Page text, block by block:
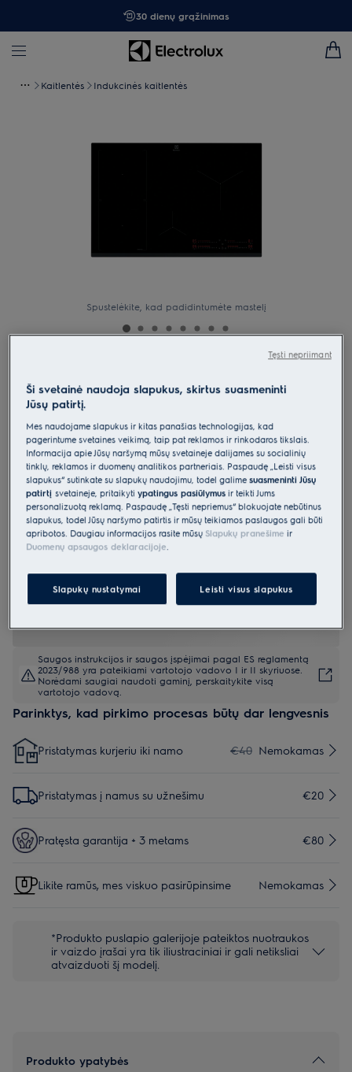
30 dienų grąžinimas
Kaitlentės Indukcinės kaitlentės
Spustelėkite, kad padidintumėte mastelį
Indukcinė kaitlentė 80 cm 700 serija
„SenseBoil“ „Hob2Hood®“
4.8 (218)
Gaminio informacijos lapas
Pagrindiniai privalumai
700 serijos indukcinė kaitlentė „SenseBoil®“ kontroliuoja vandens
virimo temperatūrą.
Virimo jutikliu verdančio vandens temperatūra automatiškai
sumažinama iki lėto virimo.
Funkcija „Hob2Hood®“ belaidžiu būdu susieja kaitlentę su gartraukiu,
kad garai būtų ištraukiami automatiškai.
Saugos instrukcijos ir saugos įspėjimai pagal ES reglamentą
2023/988 yra pateikiami vartotojo vadovo I ir II skyriuose.
Norėdami saugiai naudoti gaminį, perskaitykite visą
vartotojo vadovą.
Parinktys, kad pirkimo procesas būtų dar lengvesnis
Pristatymas kurjeriu iki namo €40 Nemokamas
Pristatymas į namus su užnešimu €20
Pratęsta garantija + 3 metams €80
Likite ramūs, mes viskuo pasirūpinsime Nemokamas
*Produkto puslapio galerijoje pateiktos nuotraukos
ir vaizdo įrašai yra tik iliustraciniai ir gali netiksliai
atvaizduoti šį modelį.
Produkto ypatybės
Ši svetainė naudoja slapukus, skirtus suasmeninti
Jūsų patirtį.
Mes naudojame slapukus ir kitas panašias technologijas, kad
pagerintume svetainės veikimą, taip pat reklamos ir rinkodaros tikslais.
Informacija apie Jūsų naršymą mūsų svetainėje dalijamės su socialinių
tinklų, reklamos ir duomenų analitikos partneriais. Paspaudę „Leisti visus
slapukus“ sutinkate su slapukų naudojimu, todėl galimesuasmeninti Jūsų
patirtįsvetainėje, pritaikytiypatingus pasiūlymus ir teikti Jums
personalizuotą reklamą. Paspaudę „Tęsti nepriėmus“ blokuojate nebūtinus
slapukus, todėl Jūsų naršymo patirtis ir mūsų teikiamos paslaugos gali būti
apribotos. Daugiau informacijos rasite mūsų Slapukų pranešime ir
Duomenų apsaugos deklaracijoje.
Slapukų nustatymai Leisti visus slapukus
Tęsti nepriimant